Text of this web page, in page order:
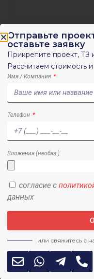
Отправьте
оставьте заявку
Прикрепите проект, ТЗ
Рассчитаем стоимость
Имя / Компания
Телефон
Вложения (необяз.)
согласие с
данных
или свяжитесь с